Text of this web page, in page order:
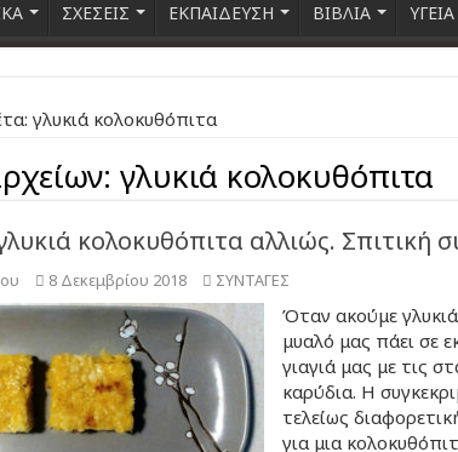
ΣΧΕΣΕΙΣ ΕΚΠΑΙΔΕΥΣΗ ΒΙΒΛΙΑ ΥΓΕΙΑ
γλυκιά κολοκυθόπιτα
γλυκιά κολοκυθόπιτα
κολοκυθόπιτα αλλιώς. Σπιτική
8 Δεκεμβρίου 2018 ΣΥΝΤΑΓΕΣ
Όταν ακούμε
μυαλό μας πάει σε
γιαγιά μας με τις
καρύδια. Η
τελείως
για μια